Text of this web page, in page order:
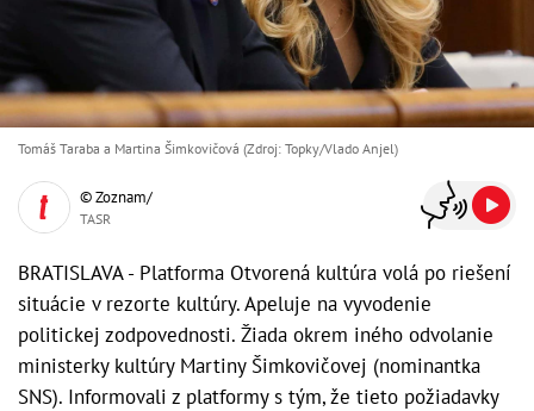
Tomáš Taraba a Martina Šimkovičová (Zdroj: Topky/Vlado Anjel)
© Zoznam/
TASR
BRATISLAVA - Platforma Otvorená kultúra volá po riešení
situácie v rezorte kultúry. Apeluje na vyvodenie
politickej zodpovednosti. Žiada okrem iného odvolanie
ministerky kultúry Martiny Šimkovičovej (nominantka
SNS). Informovali z platformy s tým, že tieto požiadavky